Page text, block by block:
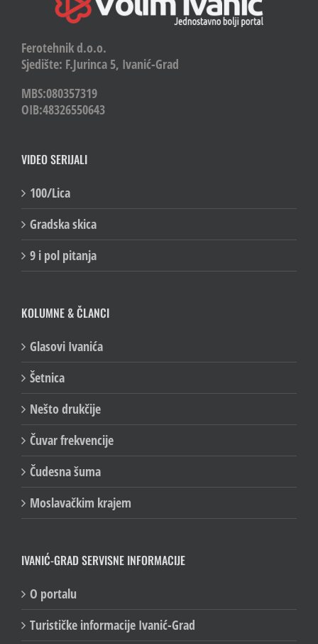
Ferotehnik d.o.o.
Sjedište: F.Jurinca 5, Ivanić-Grad
MBS:080357319
OIB:48326550643
VIDEO SERIJALI
100/Lica
Gradska skica
9 i pol pitanja
KOLUMNE & ČLANCI
Glasovi Ivanića
Šetnica
Nešto drukčije
Čuvar frekvencije
Čudesna šuma
Moslavačkim krajem
IVANIĆ-GRAD SERVISNE INFORMACIJE
O portalu
Turističke informacije Ivanić-Grad